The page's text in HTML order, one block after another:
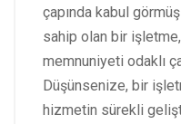
çapında kabul
sahip olan bir
memnuniyeti odaklı
Düşünsenize, bir
hizmetin sürekli